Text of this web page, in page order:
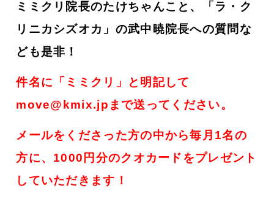
ミミクリ院長のたけちゃんこと、「ラ・ク
リニカシズオカ」の武中暁院長への質問な
ども是非！
件名に「ミミクリ」と明記して
move@kmix.jpまで送ってください。
メールをくださった方の中から毎月1名の
方に、1000円分のクオカードをプレゼント
していただきます！